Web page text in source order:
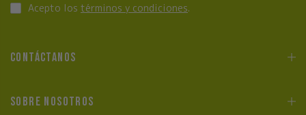
Acepto los términos y condiciones.
CONTÁCTANOS
SOBRE NOSOTROS